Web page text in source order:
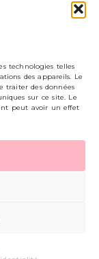
technologies telles
des appareils. Le
traiter des données
sur ce site. Le
peut avoir un effet